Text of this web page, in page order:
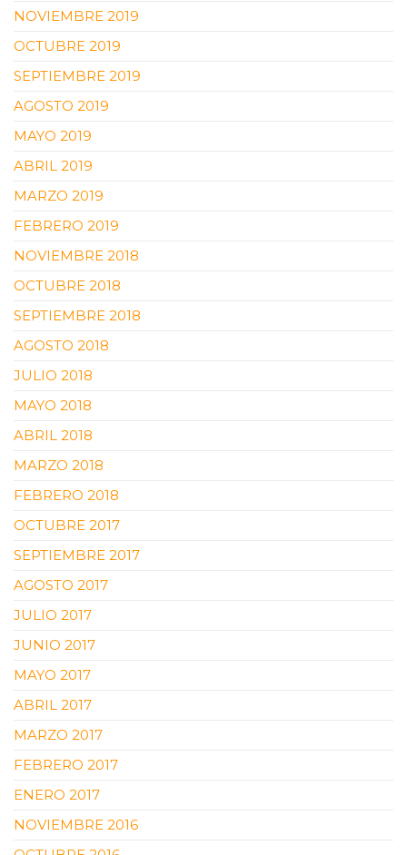
NOVIEMBRE 2019
OCTUBRE 2019
SEPTIEMBRE 2019
AGOSTO 2019
MAYO 2019
ABRIL 2019
MARZO 2019
FEBRERO 2019
NOVIEMBRE 2018
OCTUBRE 2018
SEPTIEMBRE 2018
AGOSTO 2018
JULIO 2018
MAYO 2018
ABRIL 2018
MARZO 2018
FEBRERO 2018
OCTUBRE 2017
SEPTIEMBRE 2017
AGOSTO 2017
JULIO 2017
JUNIO 2017
MAYO 2017
ABRIL 2017
MARZO 2017
FEBRERO 2017
ENERO 2017
NOVIEMBRE 2016